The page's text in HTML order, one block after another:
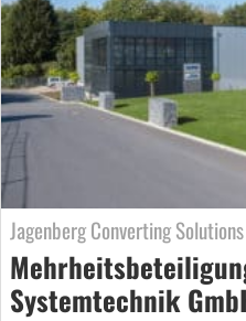
Jagenberg Converting Solutions
Systemtechnik